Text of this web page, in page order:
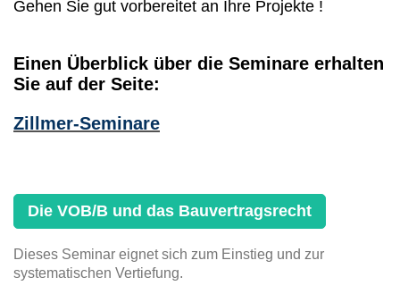
Gehen Sie gut vorbereitet an Ihre Projekte !
Einen Überblick über die Seminare erhalten
Sie auf der Seite:
Zillmer-Seminare
Die VOB/B und das Bauvertragsrecht
Dieses Seminar eignet sich zum Einstieg und zur
systematischen Vertiefung.